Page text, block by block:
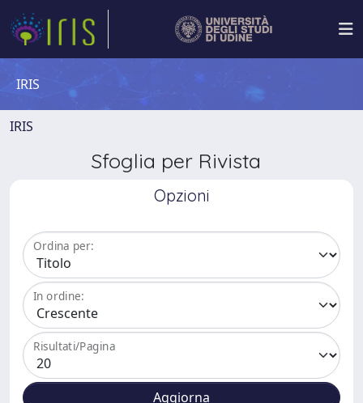
IRIS
IRIS
Sfoglia per Rivista
Opzioni
Ordina per:
In ordine:
Risultati/Pagina